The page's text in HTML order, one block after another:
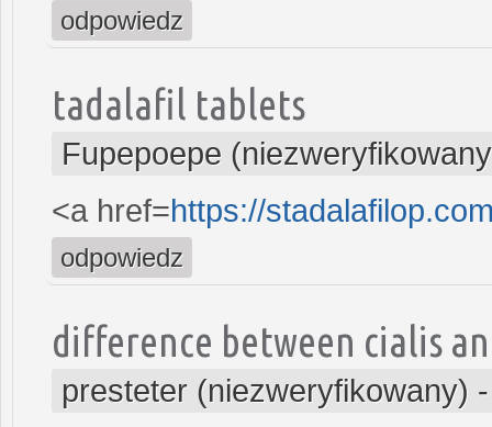
odpowiedz
tadalafil tablets
Fupepoepe
<a href=https://
odpowiedz
difference between cialis
presteter (niezweryfikowany)